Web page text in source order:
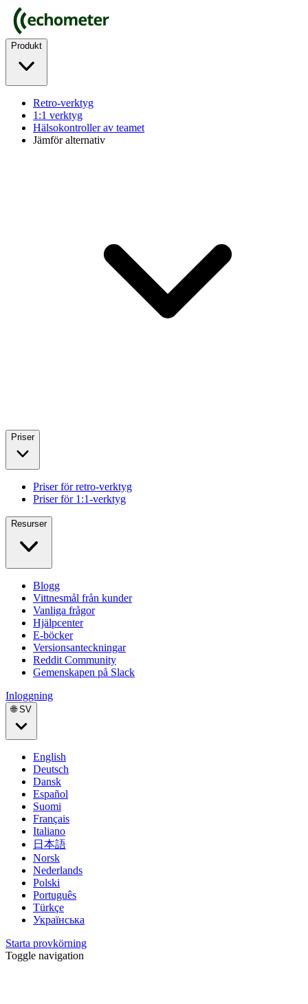
Produkt
Retro-verktyg
1:1 verktyg
Hälsokontroller av teamet
Jämför alternativ
Priser
Priser för retro-verktyg
Priser för 1:1-verktyg
Resurser
Blogg
Vittnesmål från kunder
Vanliga frågor
Hjälpcenter
E-böcker
Versionsanteckningar
Reddit Community
Gemenskapen på Slack
Inloggning
🌐 SV
English
Deutsch
Dansk
Español
Suomi
Français
Italiano
日本語
Norsk
Nederlands
Polski
Português
Türkçe
Українська
Starta provkörning
Toggle navigation